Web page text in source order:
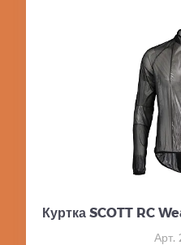
Куртка SCOTT RC
Арт.